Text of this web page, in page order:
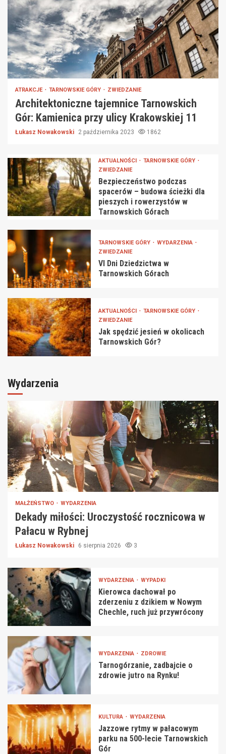
ATRAKCJE TARNOWSKIE GÓRY ZWIEDZANIE
Architektoniczne tajemnice Tarnowskich
Gór: Kamienica przy ulicy Krakowskiej 11
Łukasz Nowakowski 2 października 2023 1862
AKTUALNOŚCI
TARNOWSKIE GÓRY
ZWIEDZANIE
Bezpieczeństwo podczas
spacerów – budowa ścieżki dla
pieszych i rowerzystów w
Tarnowskich Górach
TARNOWSKIE GÓRY
WYDARZENIA
ZWIEDZANIE
VI Dni Dziedzictwa w
Tarnowskich Górach
AKTUALNOŚCI
TARNOWSKIE GÓRY
ZWIEDZANIE
Jak spędzić jesień w okolicach
Tarnowskich Gór?
Wydarzenia
MAŁŻEŃSTWO WYDARZENIA
Dekady miłości: Uroczystość rocznicowa w
Pałacu w Rybnej
Łukasz Nowakowski 6 sierpnia 2026 3
WYDARZENIA WYPADKI
Kierowca dachował po
zderzeniu z dzikiem w Nowym
Chechle, ruch już przywrócony
WYDARZENIA ZDROWIE
Tarnogórzanie, zadbajcie o
zdrowie jutro na Rynku!
KULTURA WYDARZENIA
Jazzowe rytmy w pałacowym
parku na 500-lecie Tarnowskich
Gór